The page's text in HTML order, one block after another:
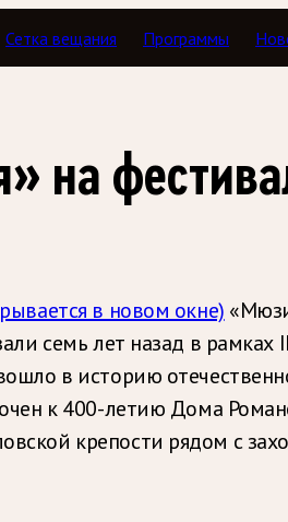
Сетка вещания Программы
классики
на
в новом окне)
семь лет назад в
в историю
к 400-летию Дома
крепости рядом с